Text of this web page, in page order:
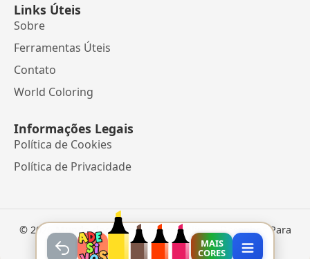
Links Úteis
Sobre
Ferramentas Úteis
Contato
World Coloring
Informações Legais
Política de Cookies
Política de Privacidade
© 2026 Mundo dos Jogos• Jogos Online e Desenhos Para
Colorir
MAIS
CORES